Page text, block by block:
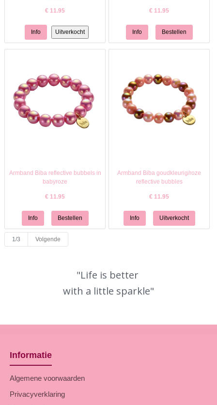
€ 11.95 € 11.95
Armband Biba reflective bubbels in
babyroze
€ 11.95
Armband Biba goudkleurig/roze
reflective bubbles
€ 11.95
1/3 Volgende
"Life is better
with a little sparkle"
Informatie
Algemene voorwaarden
Privacyverklaring